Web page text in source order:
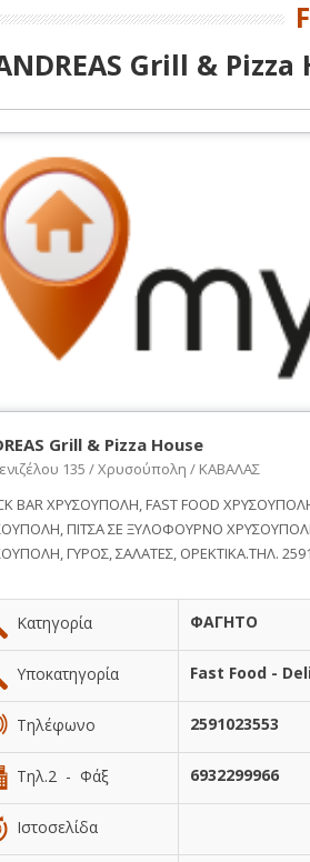
Grill & Pizza
Grill & Pizza House
135 / Χρυσούπολη / ΚΑΒΑΛΑΣ
BAR ΧΡΥΣΟΥΠΟΛΗ, FAST FOOD
ΠΙΤΣΑ ΣΕ ΞΥΛΟΦΟΥΡΝΟ
ΓΥΡΟΣ, ΣΑΛΑΤΕΣ, ΟΡΕΚΤΙΚΑ.ΤΗΛ.
Κατηγορία ΦΑΓΗΤΟ
Υποκατηγορία Fast Food -
Τηλέφωνο 2591023553
Τηλ.2 - Φάξ 6932299966
Ιστοσελίδα